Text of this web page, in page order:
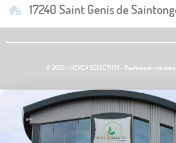
17240 Saint Genis de
© 2023 - HEVEA SELECTION - Réalisé par nos